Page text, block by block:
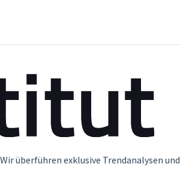
überführen exklusive Trendanalysen und